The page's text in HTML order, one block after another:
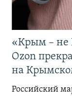
«Крым – не
Ozon
на
Российский